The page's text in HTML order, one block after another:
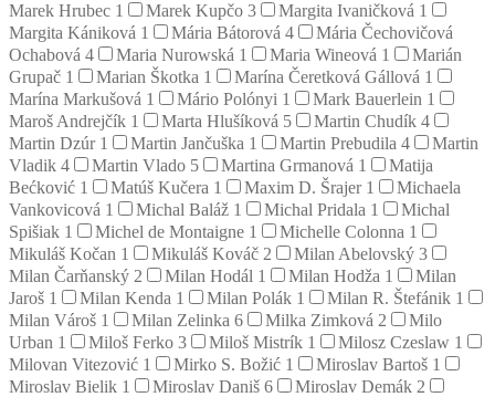
Marek Hrubec 1 Marek Kupčo 3 Margita Ivaničková 1
Margita Kániková 1 Mária Bátorová 4
Mária Čechovičová
Ochabová 4 Maria Nurowská 1 Maria Wineová 1
Marián
Grupač 1 Marian Škotka 1 Marína Čeretková Gállová 1
Marína Markušová 1 Mário Polónyi 1 Mark Bauerlein 1
Maroš Andrejčík 1 Marta Hlušíková 5 Martin Chudík 4
Martin Dzúr 1 Martin Jančuška 1 Martin Prebudila 4
Martin
Vladik 4 Martin Vlado 5 Martina Grmanová 1
Matija
Bećković 1 Matúš Kučera 1 Maxim D. Šrajer 1
Michaela
Vankovicová 1 Michal Baláž 1 Michal Pridala 1
Michal
Spišiak 1 Michel de Montaigne 1 Michelle Colonna 1
Mikuláš Kočan 1 Mikuláš Kováč 2 Milan Abelovský 3
Milan Čarňanský 2 Milan Hodál 1 Milan Hodža 1
Milan
Jaroš 1 Milan Kenda 1 Milan Polák 1 Milan R. Štefánik 1
Milan Vároš 1 Milan Zelinka 6 Milka Zimková 2
Milo
Urban 1 Miloš Ferko 3 Miloš Mistrík 1 Milosz Czeslaw 1
Milovan Vitezović 1 Mirko S. Božić 1 Miroslav Bartoš 1
Miroslav Bielik 1 Miroslav Daniš 6 Miroslav Demák 2